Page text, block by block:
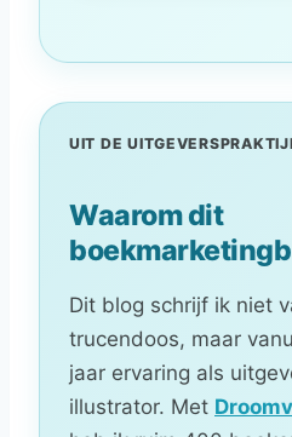
UIT DE
Waarom dit
Dit blog schrijf ik niet
trucendoos, maar
jaar ervaring als
illustrator. Met